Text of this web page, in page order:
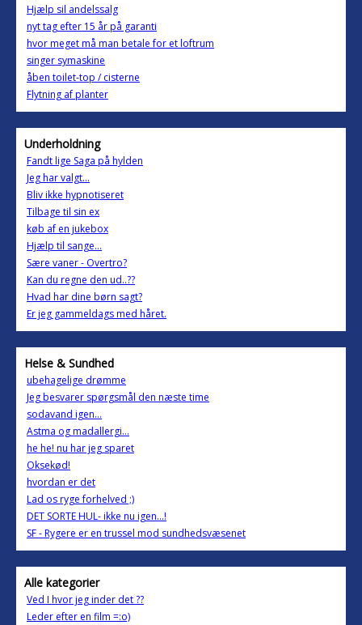
Hjælp sil andelssalg
nyt tag efter 15 år på garanti
hvor meget må man betale for et loftrum
singer symaskine
åben toilet-top / cisterne
Flytning af planter
Underholdning
Fandt lige Saga på hylden
Jeg har valgt...
Bliv ikke hypnotiseret
Tilbage til sin ex
køb af en jukebox
Hjælp til sange...
Sære vaner - Overtro?
Kan du regne den ud..??
Hvad har dine børn sagt?
Er jeg gammeldags med håret.
Helse & Sundhed
ubehagelige drømme
Jeg besvarer spørgsmål den næste time
sodavand igen...
Astma og madallergi...
he he! nu har jeg sparet
Oksekød!
hvordan er det
Lad os ryge forhelved ;)
DET SORTE HUL- ikke nu igen...!
SF - Rygere er en trussel mod sundhedsvæsenet
Alle kategorier
Ved I hvor jeg inder det ??
Leder efter en film =:o)